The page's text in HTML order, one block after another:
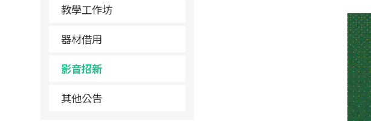
教學工作坊
器材借用
影音招新
其他公告